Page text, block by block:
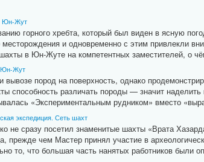
Юн-Жут
горного хребта, который был виден в ясную
и одновременно с этим привлекли
в Юн-Жуте на компетентных заместителей, о
Юн-Жут
пород на поверхность, однако
способность различать породы — значит
«Экспериментальным рудником» вместо
экспедиция. Сеть шахт
не сразу посетил знаменитые шахты «Врата
чем Мастер принял участие в
то, что большая часть нанятых работников были